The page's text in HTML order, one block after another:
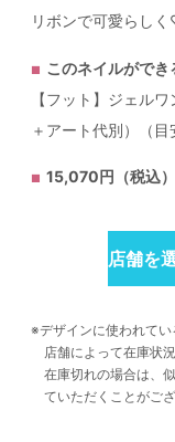
リボンで可愛らし
このネイルができ
【フット】ジェル
＋アート代別）（目
15,070円（税込）
店舗を
デザインに使われてい
店舗によって在庫状
在庫切れの場合は、
ていただくことがご